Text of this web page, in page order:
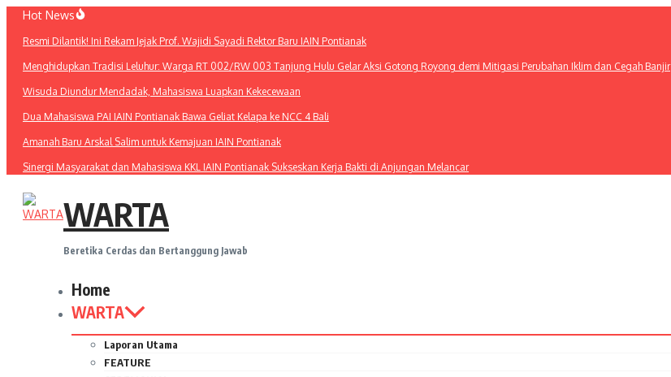
Lewati
konten
Hot News
Resmi Dilantik! Ini Rekam Jejak Prof. Wajidi Sayadi Rektor Baru IAIN Pontianak
Menghidupkan Tradisi Leluhur: Warga RT 002/RW 003 Tanjung Hulu Gelar Aksi Gotong Royong demi Mitigasi Perubahan Iklim dan Cegah Banjir
Wisuda Diundur Mendadak, Mahasiswa Luapkan Kekecewaan
Dua Mahasiswa PAI IAIN Pontianak Bawa Geliat Kelapa ke NCC 4 Bali
Amanah Baru Arskal Salim untuk Kemajuan IAIN Pontianak
Sinergi Masyarakat dan Mahasiswa KKL IAIN Pontianak Sukseskan Kerja Bakti di Anjungan Melancar
WARTA
Beretika Cerdas dan Bertanggung Jawab
Home
WARTA
Laporan Utama
FEATURE